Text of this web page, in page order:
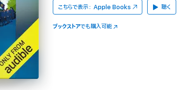
こちらで表示： Apple Books 聴く
ブックストアでも購入可能